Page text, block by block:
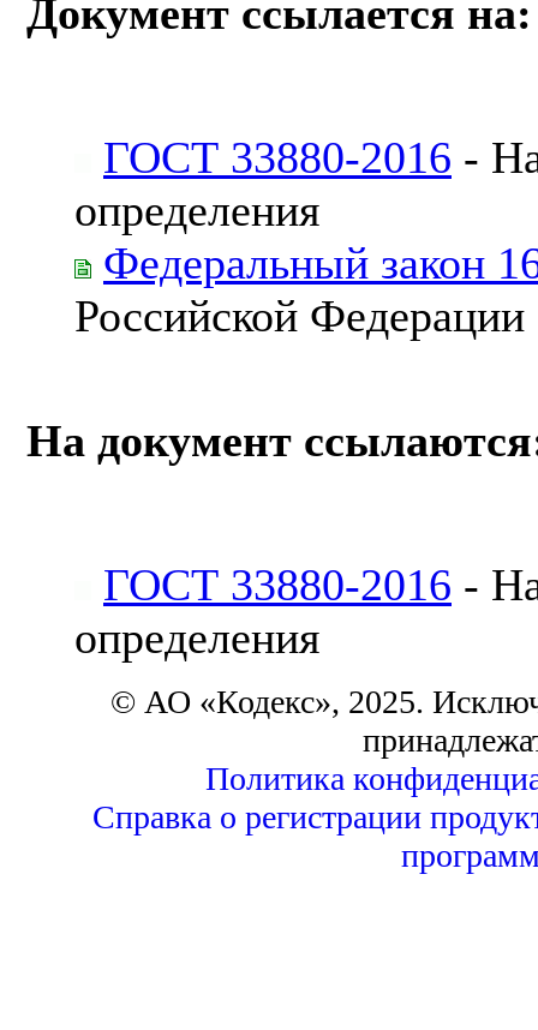
Документ ссылается на:
ГОСТ 33880-2016 -
определения
Федеральный закон
Российской Федерации
На документ
ГОСТ 33880-2016 -
определения
© АО «Кодекс», 2025.
Политика
Справка о регистрации